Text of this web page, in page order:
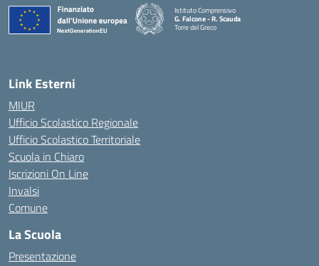
Istituto Comprensivo
G. Falcone - R. Scauda
Torre del Greco
Link Esterni
MIUR
Ufficio Scolastico Regionale
Ufficio Scolastico Territoriale
Scuola in Chiaro
Iscrizioni On Line
Invalsi
Comune
La Scuola
Presentazione